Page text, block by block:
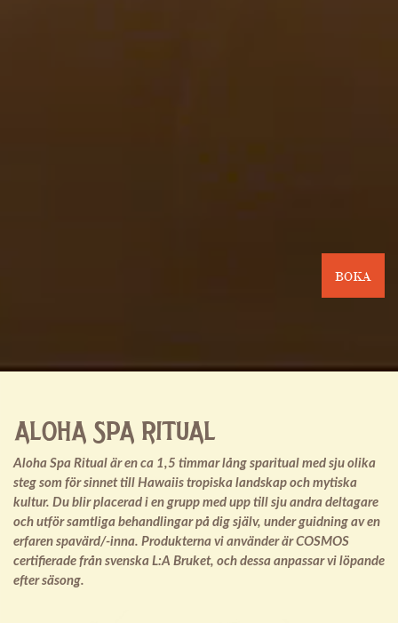
BOKA
ALOHA SPA RITUAL
Aloha Spa Ritual är en ca 1,5 timmar lång sparitual med sju olika
steg som för sinnet till Hawaiis tropiska landskap och mytiska
kultur. Du blir placerad i en grupp med upp till sju andra deltagare
och utför samtliga behandlingar på dig själv, under guidning av en
erfaren spavärd/-inna. Produkterna vi använder är COSMOS
certifierade från svenska L:A Bruket, och dessa anpassar vi löpande
efter säsong.